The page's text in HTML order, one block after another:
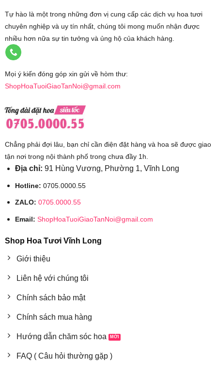
Tự hào là một trong những đơn vị cung cấp các dịch vụ hoa tươi
chuyên nghiệp và uy tín nhất, chúng tôi mong muốn nhận được
nhiều hơn nữa sự tin tưởng và ủng hộ của khách hàng.
Mọi ý kiến đóng góp xin gửi về hòm thư:
ShopHoaTuoiGiaoTanNoi@gmail.com
Chẳng phải đợi lâu, bạn chỉ cần điện đặt hàng và hoa sẽ được giao
tận nơi trong nội thành phố trong chưa đầy 1h.
Địa chỉ: 91 Hùng Vương, Phường 1, Vĩnh Long
Hotline: 0705.0000.55
ZALO: 0705.0000.55
Email: ShopHoaTuoiGiaoTanNoi@gmail.com
Shop Hoa Tươi Vĩnh Long
Giới thiệu
Liên hệ với chúng tôi
Chính sách bảo mật
Chính sách mua hàng
Hướng dẫn chăm sóc hoa
FAQ ( Câu hỏi thường gặp )